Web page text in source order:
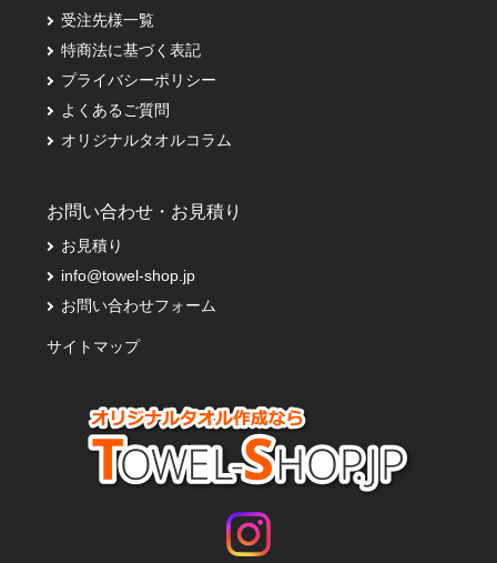
受注先様一覧
特商法に基づく表記
プライバシーポリシー
よくあるご質問
オリジナルタオルコラム
お問い合わせ・お見積り
お見積り
info@towel-shop.jp
お問い合わせフォーム
サイトマップ